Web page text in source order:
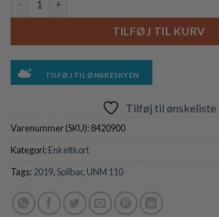
TILFØJ TIL KURV
TILFØJ TIL ØNSKESKYEN
Tilføj til ønskeliste
Varenummer (SKU):8420900
Kategori:Enkeltkort
Tags:2019,Spilbar, UNM 110